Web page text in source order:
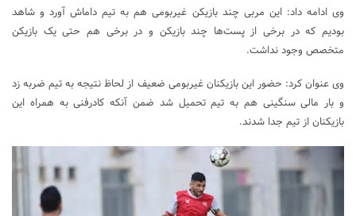
وی ادامه داد: این مربی چند بازیکن غیربومی هم به تیم داماش آورد و شاهد
بودیم که در برخی از پست‌ها چند بازیکن و در برخی هم حتی یک بازیکن
متخصص وجود نداشت.
وی عنوان کرد: حضور این بازیکنان غیربومی ضعیف از لحاظ نتیجه به تیم ضربه زد
و بار مالی سنگینی هم به تیم تحمیل شد ضمن آنکه کادرفنی به همراه این
بازیکنان از تیم جدا شدند.